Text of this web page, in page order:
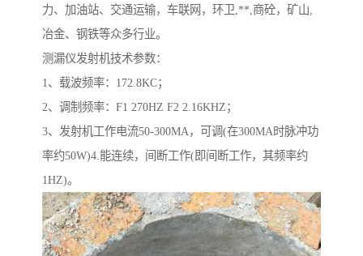
力、加油站、交通运输，车联网，环卫,**,商砼，矿山,
冶金、钢铁等众多行业。
测漏仪发射机技术参数：
1、载波频率：172.8KC；
2、调制频率：F1 270HZ F2 2.16KHZ；
3、发射机工作电流50-300MA，可调(在300MA时脉冲功
率约50W)4.能连续，间断工作(即间断工作，其频率约
1HZ)。